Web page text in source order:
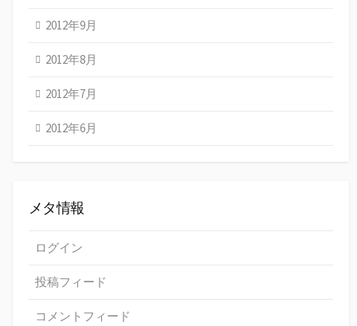
2012年9月
2012年8月
2012年7月
2012年6月
メタ情報
ログイン
投稿フィード
コメントフィード